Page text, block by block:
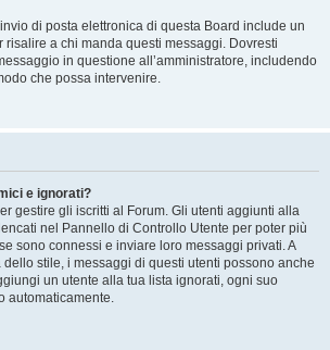
di posta elettronica di questa Board include un
risalire a chi manda questi messaggi. Dovresti
in questione all’amministratore, includendo
che possa intervenire.
e ignorati?
gestire gli iscritti al Forum. Gli utenti aggiunti alla
nel Pannello di Controllo Utente per poter più
sono connessi e inviare loro messaggi privati. A
stile, i messaggi di questi utenti possono anche
un utente alla tua lista ignorati, ogni suo
automaticamente.